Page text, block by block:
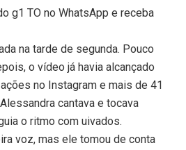
g1 TO no WhatsApp e receba
na tarde de segunda. Pouco
o vídeo já havia alcançado
no Instagram e mais de 41
cantava e tocava
o ritmo com uivados.
voz, mas ele tomou de conta